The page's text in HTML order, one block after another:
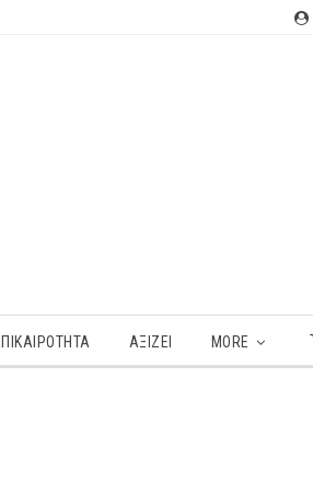
ΑΞΙΖΕΙ MORE